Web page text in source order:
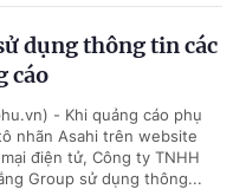
dụng thông tin các
cáo
- Khi quảng cáo phụ
nhãn Asahi trên website
điện tử, Công ty TNHH
Group sử dụng thông...